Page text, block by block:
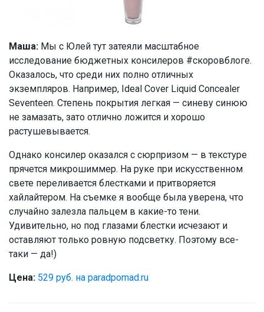
Маша: Мы с Юлей тут затеяли масштабное
исследование бюджетных консилеров #скоровблоге.
Оказалось, что среди них полно отличных
экземпляров. Например, Ideal Cover Liquid Concealer
Seventeen. Степень покрытия легкая — синеву синюю
не замазать, зато отлично ложится и хорошо
растушевывается.
Однако консилер оказался с сюрпризом — в текстуре
прячется микрошиммер. На руке при искусственном
свете переливается блестками и притворяется
хайлайтером. На съемке я вообще была уверена, что
случайно залезла пальцем в какие-то тени.
Удивительно, но под глазами блестки исчезают и
оставляют только ровную подсветку. Поэтому все-
таки — да!)
Цена: 529 руб. на paradpomad.ru